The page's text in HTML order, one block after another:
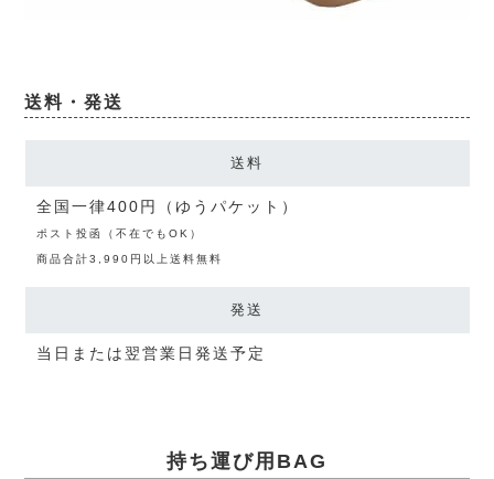
送料・発送
送料
全国一律400円（ゆうパケット）
ポスト投函（不在でもOK）
商品合計3,990円以上送料無料
発送
当日または翌営業日発送予定
持ち運び用BAG